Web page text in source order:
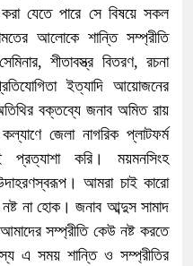
যেতে পারে সে বিষয়ে সকল
আলোকে শান্তি সম্প্রীতি
শীতাবস্ত্র বিতরণ, রচনা
ইত্যাদি আয়োজনের
বক্তব্যে জনাব অমিত রায়
জেলা নাগরিক প্লাটফর্ম
করি। ময়মনসিংহ
আমরা চাই কারো
না হোক। জনাব আব্দুস সামাদ
সম্প্রীতি কেউ নষ্ট করতে
এ সময় শান্তি ও সম্প্রীতির